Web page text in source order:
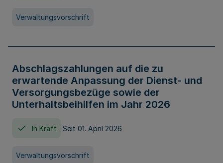
Verwaltungsvorschrift
Abschlagszahlungen auf die zu
erwartende Anpassung der Dienst- und
Versorgungsbezüge sowie der
Unterhaltsbeihilfen im Jahr 2026
In Kraft Seit 01. April 2026
Verwaltungsvorschrift